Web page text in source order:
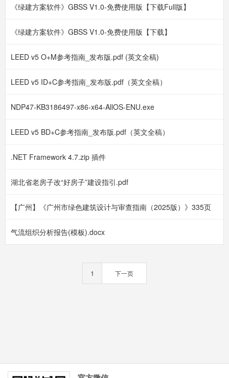
《绿建方案软件》GBSS V1.0-免费使用版【下载Full版】
《绿建方案软件》GBSS V1.0-免费使用版【下载】
LEED v5 O+M参考指南_发布版.pdf (英文全稿)
LEED v5 ID+C参考指南_发布版.pdf（英文全稿）
NDP47-KB3186497-x86-x64-AllOS-ENU.exe
LEED v5 BD+C参考指南_发布版.pdf（英文全稿）
.NET Framework 4.7.zip 插件
湖北省老房子改“好房子”建设指引.pdf
【广州】《广州市绿色建筑设计与审查指南（2025版）》335页
气流组织分析报告(模板).docx
1 下一页